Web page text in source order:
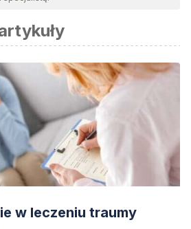
w leczeniu traumy